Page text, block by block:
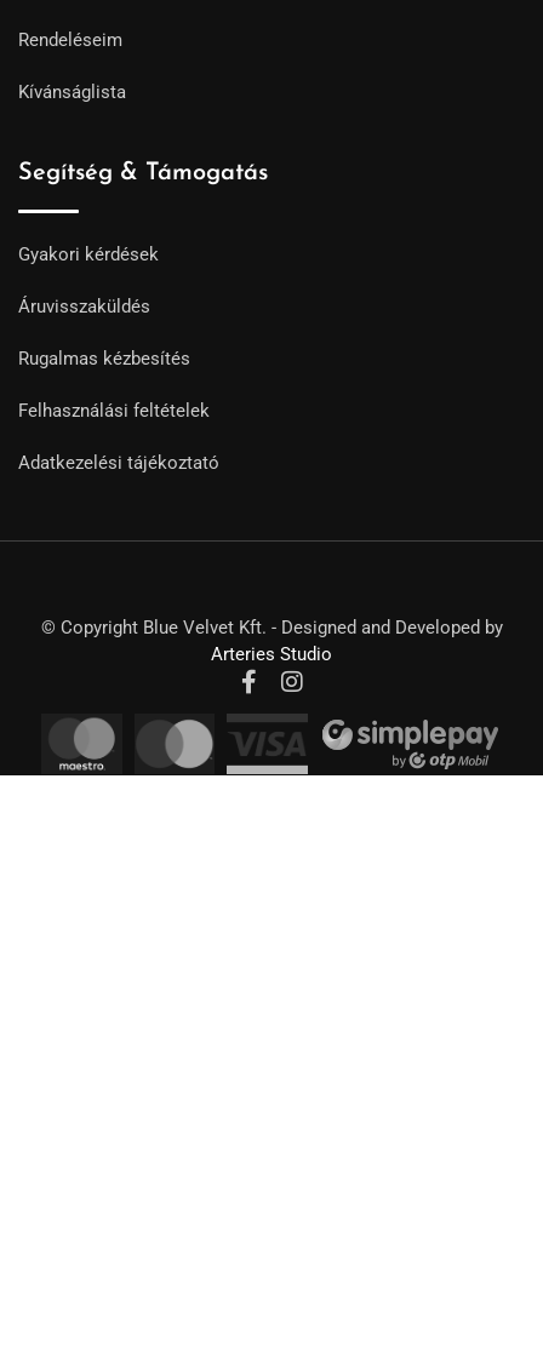
Rendeléseim
Kívánságlista
Segítség & Támogatás
Gyakori kérdések
Áruvisszaküldés
Rugalmas kézbesítés
Felhasználási feltételek
Adatkezelési tájékoztató
© Copyright Blue Velvet Kft. - Designed and Developed by
Arteries Studio